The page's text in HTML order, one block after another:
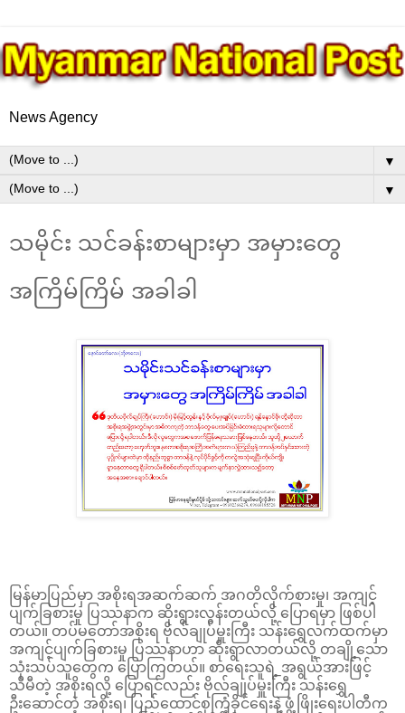
News Agency
▼
▼
သမိုင်း သင်ခန်းစာများမှာ အမှားတွေ
အကြိမ်ကြိမ် အခါခါ
မြန်မာပြည်မှာ အစိုးရအဆက်ဆက် အဂတိလိုက်စားမှု၊ အကျင့်
ပျက်ခြစားမှု ပြဿနာက ဆိုးရွားလွန်းတယ်လို့ ပြောရမှာ ဖြစ်ပါ
တယ်။ တပ်မတော်အစိုးရ ဗိုလ်ချုပ်မှူးကြီး သန်းရွှေလက်ထက်မှာ
အကျင့်ပျက်ခြစားမှု ပြဿနာဟာ ဆိုးရွာလာတယ်လို့ တချို့သော
သုံးသပ်သူတွေက ပြောကြတယ်။ စာရေးသူရဲ့ အရွယ်အားဖြင့်
သိမီတဲ့ အစိုးရလို့ ပြောရင်လည်း ဗိုလ်ချုပ်မှူးကြီး သန်းရွှေ
ဦးဆောင်တဲ့ အစိုးရ၊ ပြည်ထောင်စုကြံ့ခိုင်ရေးနဲ့ ဖွံ့ဖြိုးရေးပါတီက